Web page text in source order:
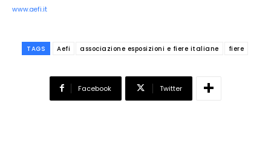
www.aefi.it
TAGS Aefi associazione esposizioni e fiere italiane fiere
Facebook Twitter